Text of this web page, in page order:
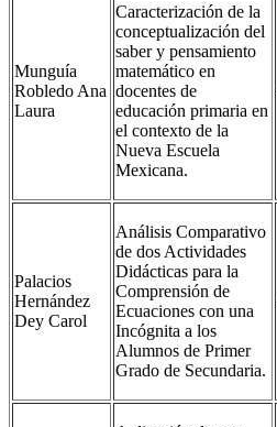
Munguía
Robledo Ana
Laura
Caracterización de la
conceptualización del
saber y pensamiento
matemático en
docentes de
educación primaria en
el contexto de la
Nueva Escuela
Mexicana.
Palacios
Hernández
Dey Carol
Análisis Comparativo
de dos Actividades
Didácticas para la
Comprensión de
Ecuaciones con una
Incógnita a los
Alumnos de Primer
Grado de Secundaria.